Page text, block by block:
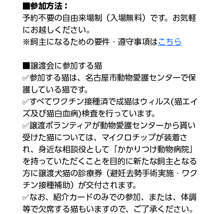
■参加方法：
予約不要の自由来場制（入場無料）です。お気軽
にお越しください。​
※飼主になるための要件・遵守事項はこちら
■譲渡会に参加する猫
✅参加する猫は、名古屋市動物愛護センターで保
護している猫です。
✅すべてワクチン接種済で成猫はウィルス(猫エイ
ズ及び猫白血病)検査を行っています。
✅譲渡ボランティアが動物愛護センターから貰い
受けた猫については、マイクロチップが装着さ
れ、身近な相談役として「かかりつけ動物病院」
を持っていただくことを目的に新たな飼主となる
方に譲渡犬猫の診療券（避妊去勢手術実施・ワク
チン接種補助）が交付されます。
✅なお、紹介カードのみでの参加、または、体調
等で欠席する猫もいますので、ご了承ください。